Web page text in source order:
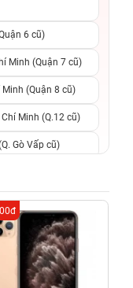
6 cũ)
Minh (Quận 7 cũ)
(Quận 8 cũ)
Minh (Q.12 cũ)
Gò Vấp cũ)
Tân Phú cũ)
(Q.9 TP. Thủ
Thọ, TP. Thủ
Dương Cũ)